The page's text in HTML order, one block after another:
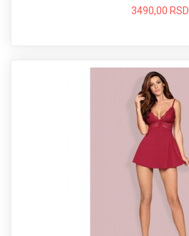
3490,00 RSD